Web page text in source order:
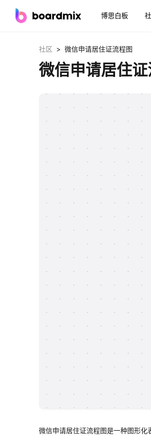
博思白板
社区 > 微信申请居住证流程图
微信申请居住证
微信申请居住证流程图是一种图形